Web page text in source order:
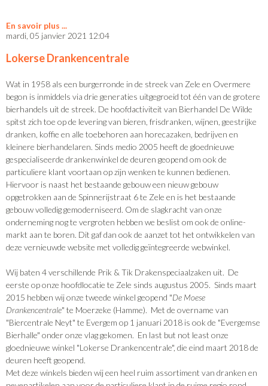
En savoir plus
mardi, 05 janvier 2021 12:04
Lokerse Drankencentrale
Wat in 1958 als een burgerronde in de streek van Zele en Overmere
begon is inmiddels via drie generaties uitgegroeid tot één van de grotere
bierhandels uit de streek. De hoofdactiviteit van Bierhandel De Wilde
spitst zich toe op de levering van bieren, frisdranken, wijnen, geestrijke
dranken, koffie en alle toebehoren aan horecazaken, bedrijven en
kleinere bierhandelaren. Sinds medio 2005 heeft de gloednieuwe
gespecialiseerde drankenwinkel de deuren geopend om ook de
particuliere klant voortaan op zijn wenken te kunnen bedienen.
Hiervoor is naast het bestaande gebouw een nieuw gebouw
opgetrokken aan de Spinnerijstraat 6 te Zele en is het bestaande
gebouw volledig gemoderniseerd. Om de slagkracht van onze
onderneming nog te vergroten hebben we beslist om ook de online-
markt aan te boren. Dit gaf dan ook de aanzet tot het ontwikkelen van
deze vernieuwde website met volledig geïntegreerde webwinkel.
Wij baten 4 verschillende Prik & Tik Drakenspeciaalzaken uit. De
eerste op onze hoofdlocatie te Zele sinds augustus 2005. Sinds maart
2015 hebben wij onze tweede winkel geopend "De Moese
Drankencentrale" te Moerzeke (Hamme). Met de overname van
"Biercentrale Neyt" te Evergem op 1 januari 2018 is ook de "Evergemse
Bierhalle" onder onze vlag gekomen. En last but not least onze
gloednieuwe winkel "Lokerse Drankencentrale", die eind maart 2018 de
deuren heeft geopend.
Met deze winkels bieden wij een heel ruim assortiment van dranken en